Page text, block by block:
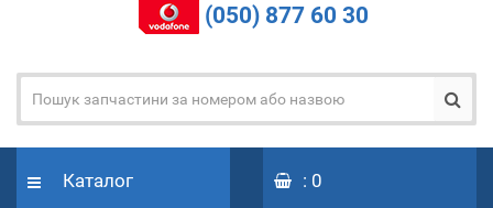
(050) 877 60 30
Каталог : 0